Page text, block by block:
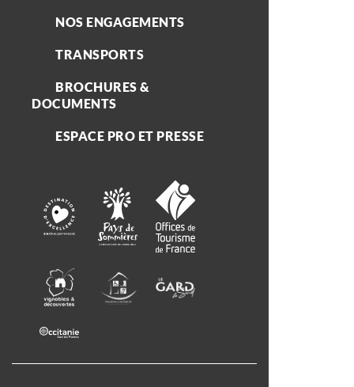
NOS ENGAGEMENTS
TRANSPORTS
BROCHURES &
DOCUMENTS
ESPACE PRO ET PRESSE